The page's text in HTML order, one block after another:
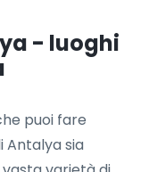
- luoghi
puoi fare
Antalya sia